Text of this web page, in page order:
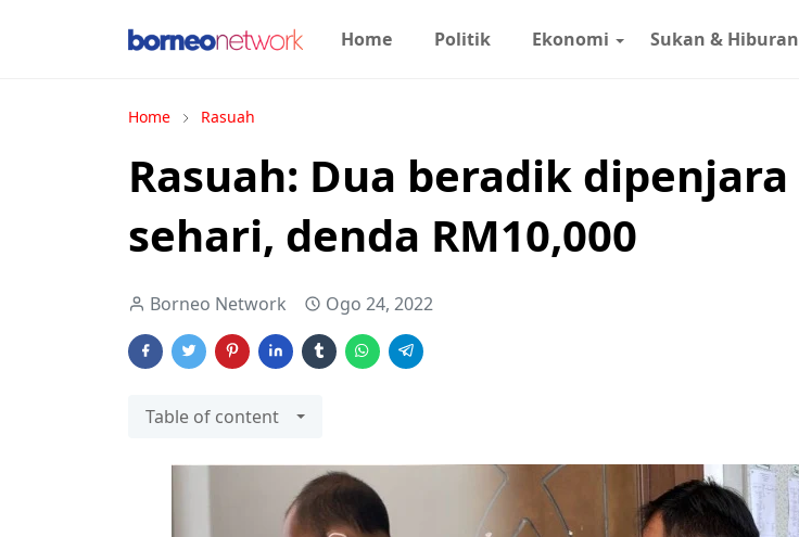
Home Politik Ekonomi Sukan & Hiburan
Home Rasuah
Rasuah: Dua beradik dipenjara
sehari, denda RM10,000
Borneo Network Ogo 24, 2022
Table of content